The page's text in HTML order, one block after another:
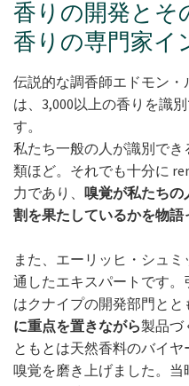
香りの開発とそ
香りの専門家イ
伝説的な調香師エドモン・
は、3,000以上の香りを識
す。
私たち一般の人が識別で
類ほど。それでも十分に
力であり、 嗅覚が私たちの
割を果たしているかを物語
また、エーリッヒ・シュ
通したエキスパートです
はクナイプの開発部門とと
に重点を置きながら製品づ
ともとは天然香料のバイ
嗅覚を磨き上げました。